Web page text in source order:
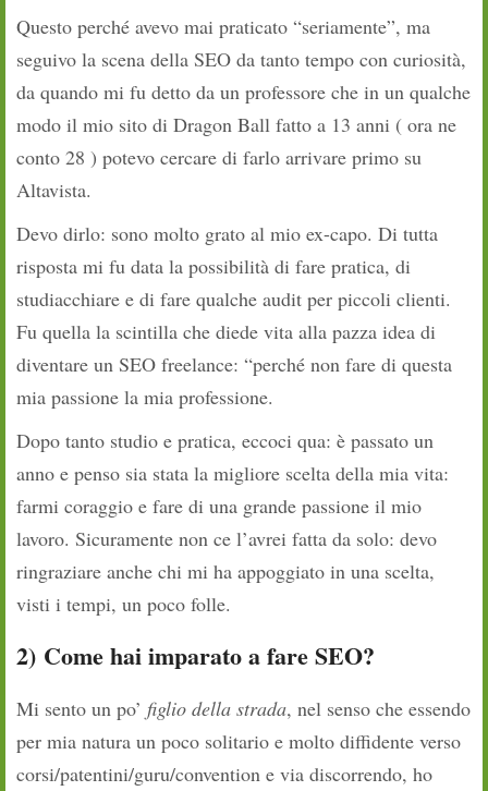
Questo perché avevo mai praticato “seriamente”, ma
seguivo la scena della SEO da tanto tempo con curiosità,
da quando mi fu detto da un professore che in un qualche
modo il mio sito di Dragon Ball fatto a 13 anni ( ora ne
conto 28 ) potevo cercare di farlo arrivare primo su
Altavista.
Devo dirlo: sono molto grato al mio ex-capo. Di tutta
risposta mi fu data la possibilità di fare pratica, di
studiacchiare e di fare qualche audit per piccoli clienti.
Fu quella la scintilla che diede vita alla pazza idea di
diventare un SEO freelance: “perché non fare di questa
mia passione la mia professione.
Dopo tanto studio e pratica, eccoci qua: è passato un
anno e penso sia stata la migliore scelta della mia vita:
farmi coraggio e fare di una grande passione il mio
lavoro. Sicuramente non ce l’avrei fatta da solo: devo
ringraziare anche chi mi ha appoggiato in una scelta,
visti i tempi, un poco folle.
2) Come hai imparato a fare SEO?
Mi sento un po’ figlio della strada, nel senso che essendo
per mia natura un poco solitario e molto diffidente verso
corsi/patentini/guru/convention e via discorrendo, ho